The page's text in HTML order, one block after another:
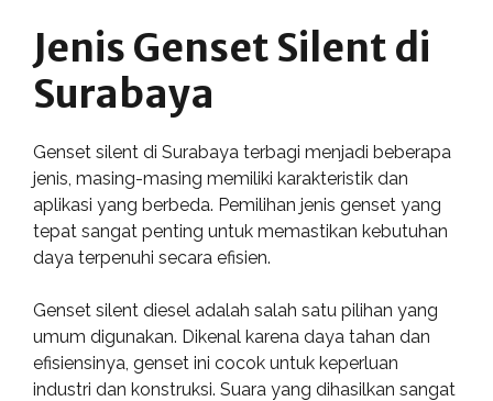
Jenis Genset Silent di
Surabaya
Genset silent di Surabaya terbagi menjadi beberapa
jenis, masing-masing memiliki karakteristik dan
aplikasi yang berbeda. Pemilihan jenis genset yang
tepat sangat penting untuk memastikan kebutuhan
daya terpenuhi secara efisien.
Genset silent diesel adalah salah satu pilihan yang
umum digunakan. Dikenal karena daya tahan dan
efisiensinya, genset ini cocok untuk keperluan
industri dan konstruksi. Suara yang dihasilkan sangat